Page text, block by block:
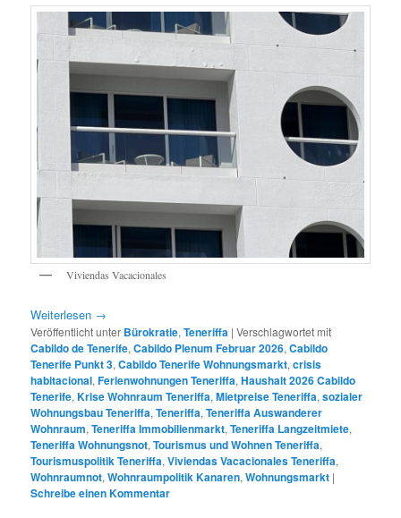
Viviendas Vacacionales
Weiterlesen →
Veröffentlicht unter Bürokratie,Teneriffa |Verschlagwortet mit
Cabildo de Tenerife,Cabildo Plenum Februar 2026,Cabildo
Tenerife Punkt 3,Cabildo Tenerife Wohnungsmarkt,crisis
habitacional,Ferienwohnungen Teneriffa,Haushalt 2026 Cabildo
Tenerife,Krise Wohnraum Teneriffa,Mietpreise Teneriffa,sozialer
Wohnungsbau Teneriffa,Teneriffa,Teneriffa Auswanderer
Wohnraum,Teneriffa Immobilienmarkt,Teneriffa Langzeitmiete,
Teneriffa Wohnungsnot,Tourismus und Wohnen Teneriffa,
Tourismuspolitik Teneriffa,Viviendas Vacacionales Teneriffa,
Wohnraumnot,Wohnraumpolitik Kanaren,Wohnungsmarkt |
Schreibe einen Kommentar